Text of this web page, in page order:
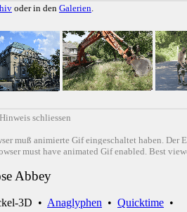
oder in den Galerien.
Hinweis schliessen
muß animierte Gif eingeschaltet haben. Der
must have animated Gif enabled. Best
Abbey
3D • Anaglyphen • Quicktime •